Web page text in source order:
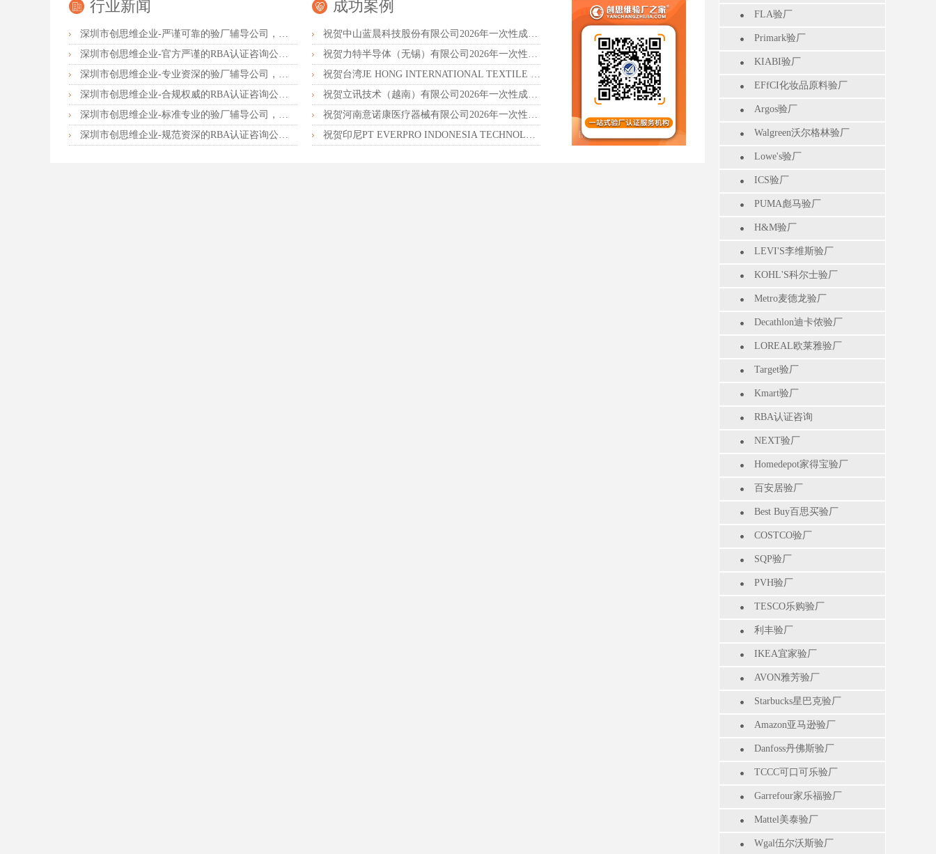
FLA验厂
Primark验厂
KIABI验厂
EFfCI化妆品原料验厂
Argos验厂
Walgreen沃尔格林验厂
Lowe's验厂
ICS验厂
PUMA彪马验厂
H&M验厂
LEVI'S李维斯验厂
KOHL'S科尔士验厂
Metro麦德龙验厂
Decathlon迪卡侬验厂
LOREAL欧莱雅验厂
Target验厂
Kmart验厂
RBA认证咨询
NEXT验厂
Homedepot家得宝验厂
百安居验厂
Best Buy百思买验厂
COSTCO验厂
SQP验厂
PVH验厂
TESCO乐购验厂
利丰验厂
IKEA宜家验厂
AVON雅芳验厂
Starbucks星巴克验厂
Amazon亚马逊验厂
Danfoss丹佛斯验厂
TCCC可口可乐验厂
Garrefour家乐福验厂
Mattel美泰验厂
Wgal伍尔沃斯验厂
行业新闻
深圳市创思维企业-严谨可靠的验厂辅导公司，行业首选真诚力荐
深圳市创思维企业-官方严谨的RBA认证咨询公司，业内首选诚挚推荐
深圳市创思维企业-专业资深的验厂辅导公司，实力首选客户力荐
深圳市创思维企业-合规权威的RBA认证咨询公司，口碑首选强烈推荐
深圳市创思维企业-标准专业的验厂辅导公司，企业首选倾情力荐
深圳市创思维企业-规范资深的RBA认证咨询公司，客户首选由衷推荐
成功案例
祝贺中山蓝晨科技股份有限公司2026年一次性成功通过BSCI验厂-B级
祝贺力特半导体（无锡）有限公司2026年一次性成功通过RBA-VAP认证审核并取得170.2分
祝贺台湾JE HONG INTERNATIONAL TEXTILE CO., LTD 2026年一次性成功通过GRS认证
祝贺立讯技术（越南）有限公司2026年一次性成功通过RBA-VAP审核获得金牌评级！
祝贺河南意诺康医疗器械有限公司2026年一次性成功通过GMP认证
祝贺印尼PT EVERPRO INDONESIA TECHNOLOGIES公司2026年一次性成功通过RBA-VAP审核